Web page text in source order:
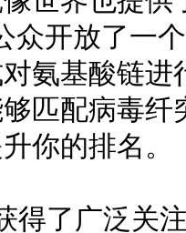
众开放了一
氨基酸链
匹配病毒
你的排名。
得了广泛关